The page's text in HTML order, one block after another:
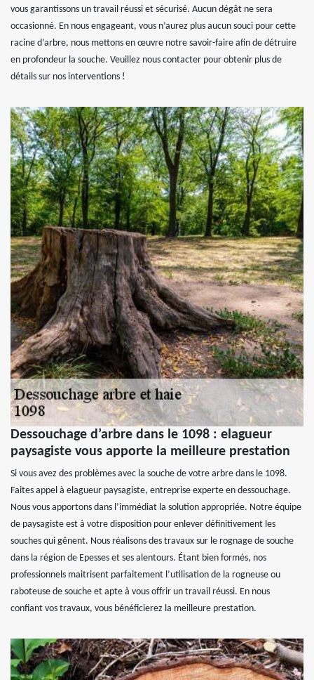
vous garantissons un travail réussi et sécurisé. Aucun dégât ne sera
occasionné. En nous engageant, vous n’aurez plus aucun souci pour cette
racine d’arbre, nous mettons en œuvre notre savoir-faire afin de détruire
en profondeur la souche. Veuillez nous contacter pour obtenir plus de
détails sur nos interventions !
Dessouchage d’arbre dans le 1098 : elagueur
paysagiste vous apporte la meilleure prestation
Si vous avez des problèmes avec la souche de votre arbre dans le 1098.
Faites appel à elagueur paysagiste, entreprise experte en dessouchage.
Nous vous apportons dans l’immédiat la solution appropriée. Notre équipe
de paysagiste est à votre disposition pour enlever définitivement les
souches qui gênent. Nous réalisons des travaux sur le rognage de souche
dans la région de Epesses et ses alentours. Étant bien formés, nos
professionnels maitrisent parfaitement l’utilisation de la rogneuse ou
raboteuse de souche et apte à vous offrir un travail réussi. En nous
confiant vos travaux, vous bénéficierez la meilleure prestation.